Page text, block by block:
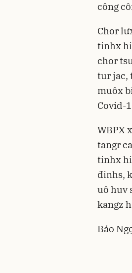
công
Chor
tinhx
chor
tur jac,
muôx
Covid-
WBPX
tangr
tinhx
đinhs,
uô huv
kangz
Bảo